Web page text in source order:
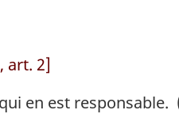
art. 2]
en est responsable.